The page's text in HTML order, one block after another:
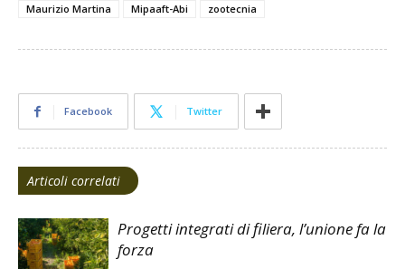
Maurizio Martina
Mipaaft-Abi zootecnia
Facebook Twitter
Articoli correlati
Progetti integrati di filiera, l’unione fa la
forza